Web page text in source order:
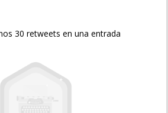
30 retweets en una entrada